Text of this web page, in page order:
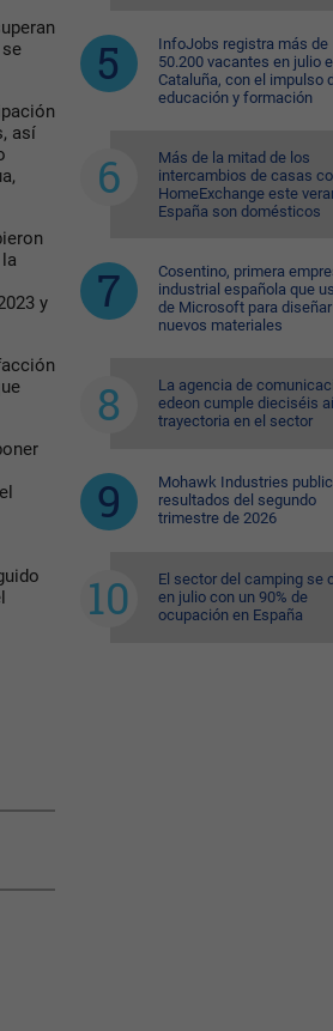
así
y
InfoJobs registra más de
50.200 vacantes en julio
Cataluña, con el impulso
educación y formación
Más de la mitad de los
intercambios de casas
HomeExchange este
España son domésticos
Cosentino, primera
industrial española que
de Microsoft para diseñar
nuevos materiales
La agencia de
edeon cumple dieciséis
trayectoria en el sector
Mohawk Industries
resultados del segundo
trimestre de 2026
El sector del camping se
en julio con un 90% de
ocupación en España